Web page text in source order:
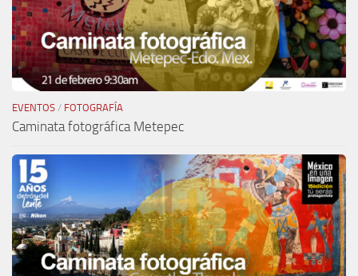
EVENTOS / FOTOGRAFÍA
Caminata fotográfica Metepec